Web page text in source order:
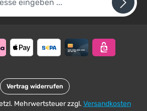
zur Kenntnis
AGBgelesen und bin mit ihnen
Sie die oben abgebildeten Zeichen ein
Vertrag widerrufen
Mehrwertsteuer zzgl. Versandkosten